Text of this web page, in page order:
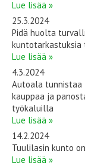
Lue lisää »
25.3.2024
Pidä huolta
kuntotarkastuksia
Lue lisää »
4.3.2024
Autoala tunnistaa
kauppaa ja
työkaluilla
Lue lisää »
14.2.2024
Tuulilasin kunto
Lue lisää »